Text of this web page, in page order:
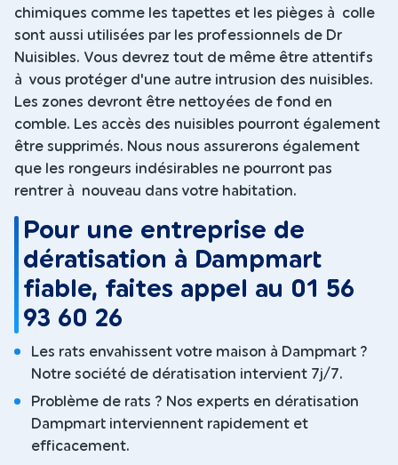
chimiques comme les tapettes et les pièges à colle
sont aussi utilisées par les professionnels de Dr
Nuisibles. Vous devrez tout de même être attentifs
à vous protéger d'une autre intrusion des nuisibles.
Les zones devront être nettoyées de fond en
comble. Les accès des nuisibles pourront également
être supprimés. Nous nous assurerons également
que les rongeurs indésirables ne pourront pas
rentrer à nouveau dans votre habitation.
Pour une entreprise de
dératisation à Dampmart
fiable, faites appel au 01 56
93 60 26
Les rats envahissent votre maison à Dampmart ?
Notre société de dératisation intervient 7j/7.
Problème de rats ? Nos experts en dératisation
Dampmart interviennent rapidement et
efficacement.